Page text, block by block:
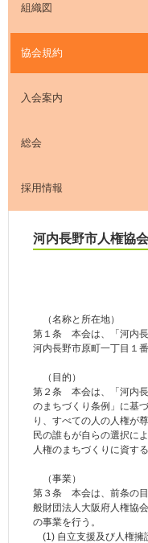
組織図
協会規約
入会案内
総会
採用情報
河内長野市人権協
（名称と所在地）
第１条 本会は、「河内
河内長野市原町一丁目１番
（目的）
第２条 本会は、「河内
のまちづくり条例」に基
り、すべての人の人権が
民の誰もが自らの選択に
人権のまちづくりに資す
（事業）
第３条 本会は、前条の
般財団法人大阪府人権協
の事業を行う。
(1) 自立支援及び人権擁